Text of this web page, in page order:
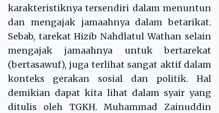
karakteristiknya tersendiri dalam menuntun
dan mengajak jamaahnya dalam betarikat.
Sebab, tarekat Hizib Nahdlatul Wathan selain
mengajak jamaahnya untuk bertarekat
(bertasawuf), juga terlihat sangat aktif dalam
konteks gerakan sosial dan politik. Hal
demikian dapat kita lihat dalam syair yang
ditulis oleh TGKH. Muhammad Zainuddin